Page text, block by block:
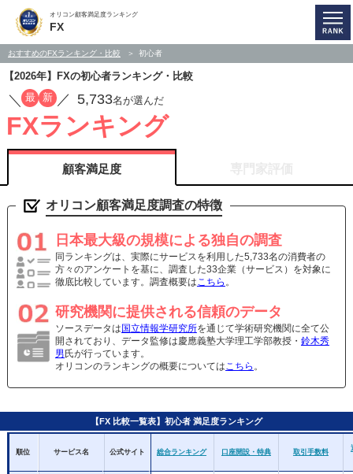
オリコン顧客満足度ランキング
FX
おすすめのFXランキング・比較 初心者
【2026年】FXの初心者ランキング・比較
／ 最 新 ／ 5,733名が選んだ
FXランキング
顧客満足度
オリコン顧客満足度調査の特徴
日本最大級の規模による独自の調査
同ランキングは、実際にサービスを利用した5,733名の消費者の
方々のアンケートを基に、調査した33企業（サービス）を対象に
徹底比較しています。調査概要はこちら 。
研究機関に提供される信頼のデータ
ソースデータは国立情報学研究所を通じて学術研究機関に全て公
開されており、データ監修は慶應義塾大学理工学部教授・ 鈴木秀
男氏が行っています。
オリコンのランキングの概要については こちら 。
【FX 比較一覧表】初心者 満足度ランキング
順位 サービス名 公式サイト 総合ランキング 口座開設・特典 取引手数料